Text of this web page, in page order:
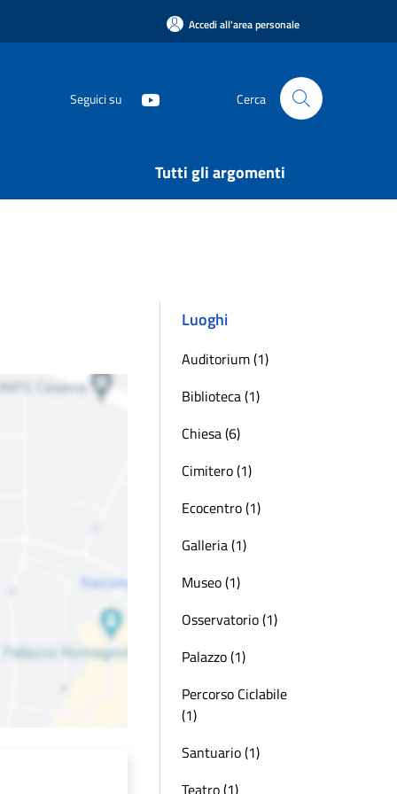
Accedi all'area personale
Seguici su Cerca
Tutti gli argomenti
Luoghi
Auditorium (1)
Biblioteca (1)
Chiesa (6)
Cimitero (1)
Ecocentro (1)
Galleria (1)
Museo (1)
Osservatorio (1)
Palazzo (1)
Percorso Ciclabile
(1)
Santuario (1)
Teatro (1)